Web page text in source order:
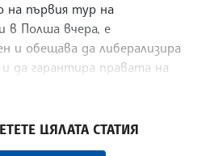
на първия тур на
в Полша вчера, е
и обещава да либерализира
да гарантира правата на
ЦЯЛАТА СТАТИЯ